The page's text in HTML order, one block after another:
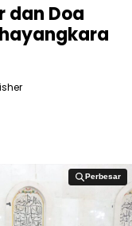
dan Doa
Perbesar
Perbesar